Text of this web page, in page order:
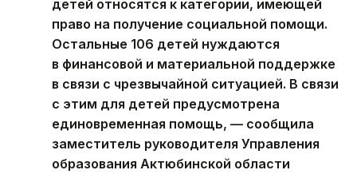
детей относятся к категории, имеющей
право на получение социальной помощи.
Остальные 106 детей нуждаются
в финансовой и материальной поддержке
в связи с чрезвычайной ситуацией. В связи
с этим для детей предусмотрена
единовременная помощь, — сообщила
заместитель руководителя Управления
образования Актюбинской области